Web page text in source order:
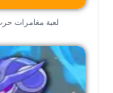
لعبة مغامرات حرب